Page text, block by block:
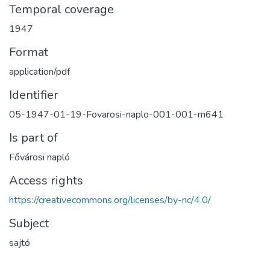
Temporal coverage
1947
Format
application/pdf
Identifier
05-1947-01-19-Fovarosi-naplo-001-001-m641
Is part of
Fővárosi napló
Access rights
https://creativecommons.org/licenses/by-nc/4.0/
Subject
sajtó